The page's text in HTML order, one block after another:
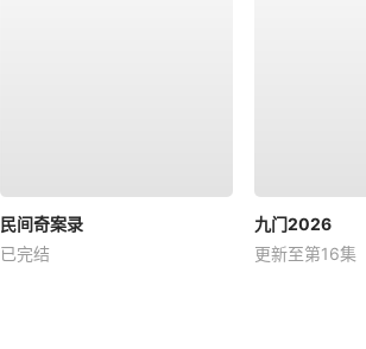
民间奇案录
已完结
九门2026
更新至第16集